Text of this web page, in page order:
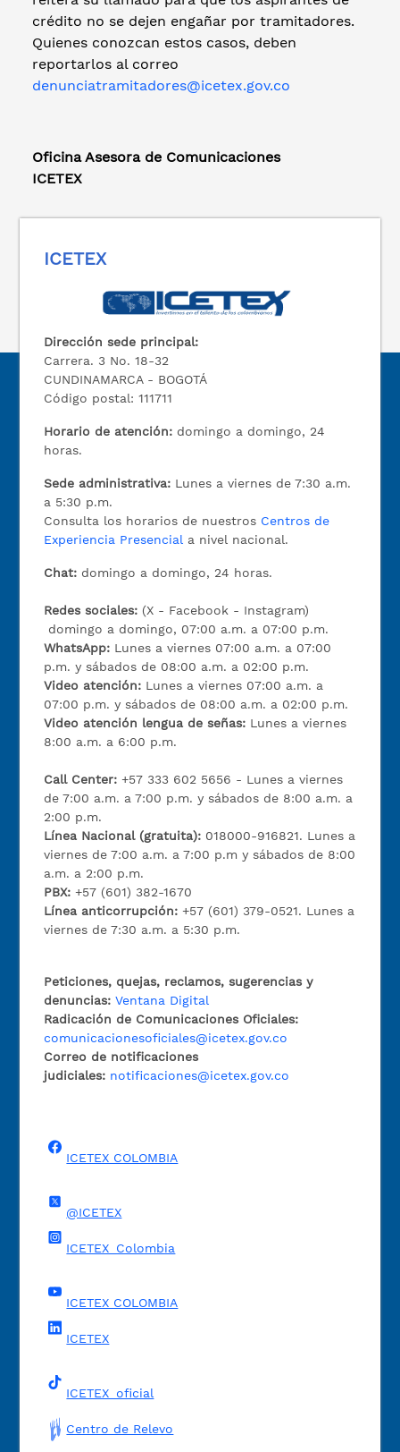
crédito no se dejen engañar por tramitadores.
Quienes conozcan estos casos, deben
reportarlos al correo
denunciatramitadores@icetex.gov.co
Oficina Asesora de Comunicaciones
ICETEX
ICETEX
Dirección sede principal:
Carrera. 3 No. 18-32
CUNDINAMARCA - BOGOTÁ
Código postal: 111711
Horario de atención: domingo a domingo, 24
horas.
Sede administrativa: Lunes a viernes de 7:30 a.m.
a 5:30 p.m.
Consulta los horarios de nuestros Centros de
Experiencia Presencial a nivel nacional.
Chat: domingo a domingo, 24 horas.
Redes sociales: (X - Facebook - Instagram)
domingo a domingo, 07:00 a.m. a 07:00 p.m.
WhatsApp: Lunes a viernes 07:00 a.m. a 07:00
p.m. y sábados de 08:00 a.m. a 02:00 p.m.
Video atención: Lunes a viernes 07:00 a.m. a
07:00 p.m. y sábados de 08:00 a.m. a 02:00 p.m.
Video atención lengua de señas: Lunes a viernes
8:00 a.m. a 6:00 p.m.
Call Center:+57 333 602 5656 - Lunes a viernes
de 7:00 a.m. a 7:00 p.m. y sábados de 8:00 a.m. a
2:00 p.m.
Línea Nacional (gratuita): 018000-916821. Lunes a
viernes de 7:00 a.m. a 7:00 p.m y sábados de 8:00
a.m. a 2:00 p.m.
PBX:+57 (601) 382-1670
Línea anticorrupción:+57 (601) 379-0521. Lunes a
viernes de 7:30 a.m. a 5:30 p.m.
Peticiones, quejas, reclamos, sugerencias y
denuncias: Ventana Digital
Radicación de Comunicaciones Oficiales:
comunicacionesoficiales@icetex.gov.co
Correo de notificaciones
judiciales: notificaciones@icetex.gov.co
ICETEX COLOMBIA
@ICETEX
ICETEX_Colombia
ICETEX COLOMBIA
ICETEX
ICETEX_oficial
Centro de Relevo